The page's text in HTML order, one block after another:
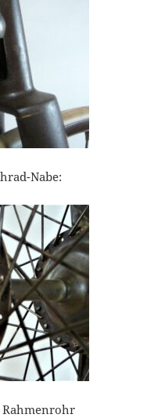
Nabe:
Rahmenrohr